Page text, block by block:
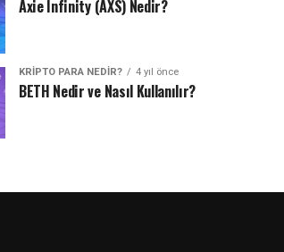
Axie Infinity (AXS) Nedir?
KRIPTO PARA NEDIR? 4 yıl önce
BETH Nedir ve Nasıl Kullanılır?